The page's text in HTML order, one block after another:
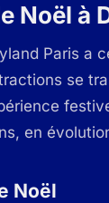
Noël à
Paris a
se
en
Noël